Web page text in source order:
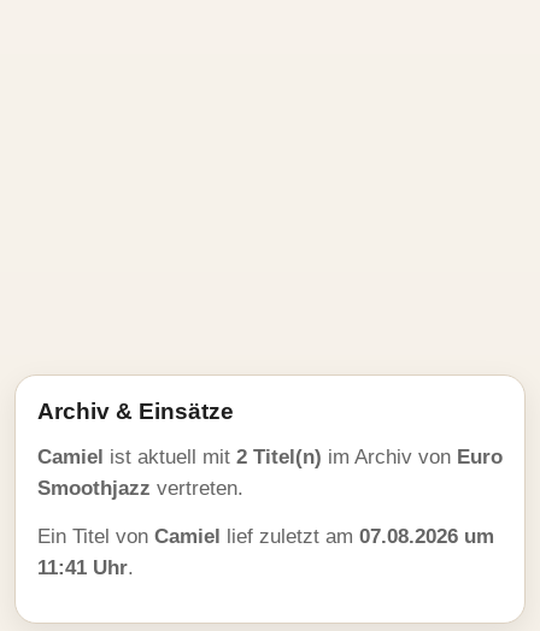
Archiv & Einsätze
Camiel ist aktuell mit 2 Titel(n) im Archiv von Euro
Smoothjazz vertreten.
Ein Titel von Camiel lief zuletzt am 07.08.2026 um
11:41 Uhr.